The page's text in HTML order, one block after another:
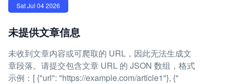
Sat Jul 04 2026
未提供文章信息
未收到文章内容或可爬取的 URL，因此无法生成文
章段落。请提交包含文章 URL 的 JSON 数组，格式
示例：[ {"url": "https://example.com/article1"}, {"